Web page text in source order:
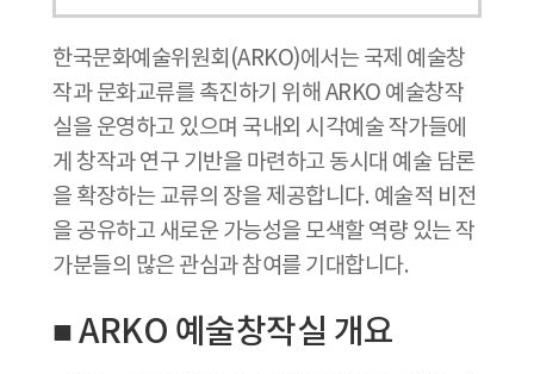
한국문화예술위원회(ARKO)에서는 국제 예술창
작과 문화교류를 촉진하기 위해 ARKO 예술창작
실을 운영하고 있으며 국내외 시각예술 작가들에
게 창작과 연구 기반을 마련하고 동시대 예술 담론
을 확장하는 교류의 장을 제공합니다. 예술적 비전
을 공유하고 새로운 가능성을 모색할 역량 있는 작
가분들의 많은 관심과 참여를 기대합니다.
■ ARKO 예술창작실 개요